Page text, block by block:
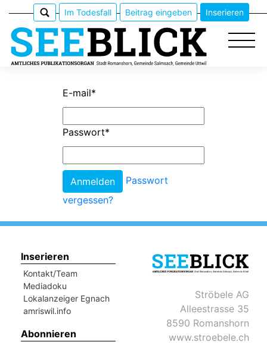
Veranstaltungen
Erlebnisführer
Romanshorn:
Im Todesfall Beitrag eingeben Inserieren
E-mail*
Passwort*
Passwort
vergessen?
Inserieren
Kontakt/Team
Mediadoku
Lokalanzeiger Egnach
amriswil.info
Abonnieren
Ströbele AG
Alleestrasse 35
8590 Romanshorn
www.stroebele.ch